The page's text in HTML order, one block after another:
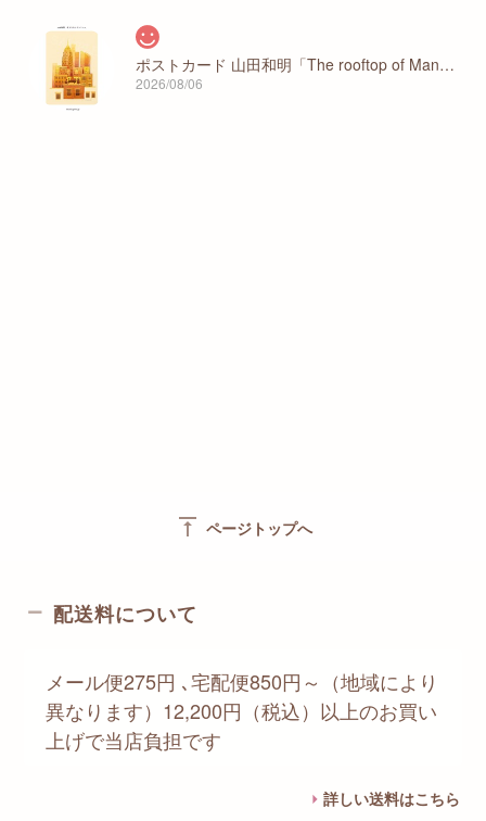
ポストカード 山田和明「The rooftop of Manhattan」
2026/08/06
vertical_align_top ページトップへ
配送料について
メール便275円 ､宅配便850円～（地域により
異なります）12,200円（税込）以上のお買い
上げで当店負担です
詳しい送料はこちら